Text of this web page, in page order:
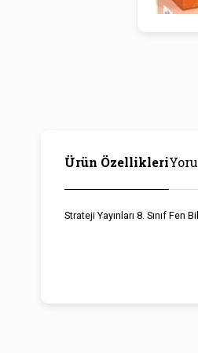
Ürün Özellikleri
Strateji Yayınları 8. Sınıf Fen